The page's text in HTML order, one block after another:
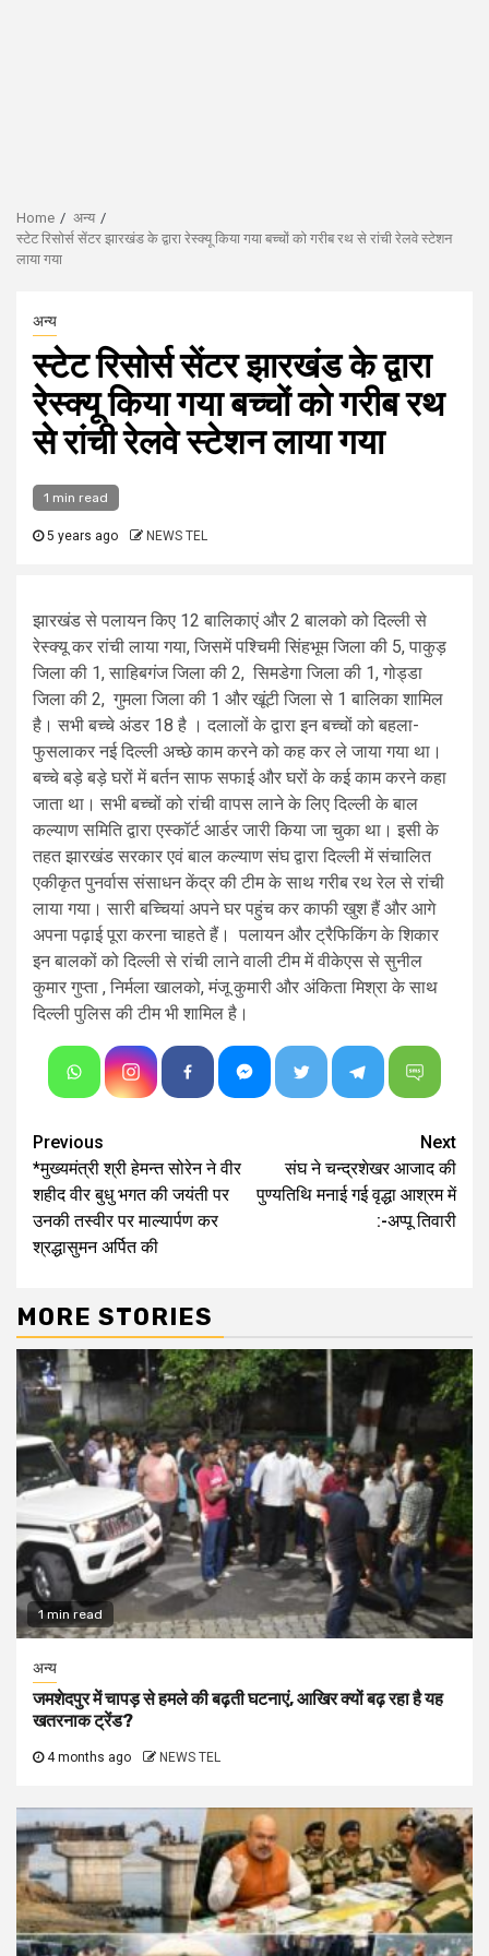
Home
अन्य
स्टेट रिसोर्स सेंटर झारखंड के द्वारा रेस्क्यू किया गया बच्चों को गरीब रथ से रांची रेलवे स्टेशन
लाया गया
अन्य
स्टेट रिसोर्स सेंटर झारखंड के द्वारा
रेस्क्यू किया गया बच्चों को गरीब रथ
से रांची रेलवे स्टेशन लाया गया
1 min read
5 years ago NEWS TEL
झारखंड से पलायन किए 12 बालिकाएं और 2 बालको को दिल्ली से
रेस्क्यू कर रांची लाया गया, जिसमें पश्चिमी सिंहभूम जिला की 5, पाकुड़
जिला की 1, साहिबगंज जिला की 2, सिमडेगा जिला की 1, गोड्डा
जिला की 2, गुमला जिला की 1 और खूंटी जिला से 1 बालिका शामिल
है। सभी बच्चे अंडर 18 है । दलालों के द्वारा इन बच्चों को बहला-
फुसलाकर नई दिल्ली अच्छे काम करने को कह कर ले जाया गया था।
बच्चे बड़े बड़े घरों में बर्तन साफ सफाई और घरों के कई काम करने कहा
जाता था। सभी बच्चों को रांची वापस लाने के लिए दिल्ली के बाल
कल्याण समिति द्वारा एस्कॉर्ट आर्डर जारी किया जा चुका था। इसी के
तहत झारखंड सरकार एवं बाल कल्याण संघ द्वारा दिल्ली में संचालित
एकीकृत पुनर्वास संसाधन केंद्र की टीम के साथ गरीब रथ रेल से रांची
लाया गया। सारी बच्चियां अपने घर पहुंच कर काफी खुश हैं और आगे
अपना पढ़ाई पूरा करना चाहते हैं। पलायन और ट्रैफिकिंग के शिकार
इन बालकों को दिल्ली से रांची लाने वाली टीम में वीकेएस से सुनील
कुमार गुप्ता , निर्मला खालको, मंजू कुमारी और अंकिता मिश्रा के साथ
दिल्ली पुलिस की टीम भी शामिल है।
Continue
Reading
Previous
*मुख्यमंत्री श्री हेमन्त सोरेन ने वीर
शहीद वीर बुधु भगत की जयंती पर
उनकी तस्वीर पर माल्यार्पण कर
श्रद्धासुमन अर्पित की
Next
संघ ने चन्द्रशेखर आजाद की
पुण्यतिथि मनाई गई वृद्धा आश्रम में
:-अप्पू तिवारी
MORE STORIES
1 min read
अन्य
जमशेदपुर में चापड़ से हमले की बढ़ती घटनाएं, आखिर क्यों बढ़ रहा है यह
खतरनाक ट्रेंड?
4 months ago NEWS TEL